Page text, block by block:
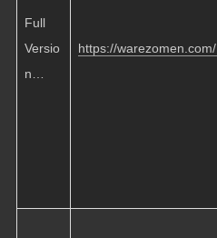
Full
Versio
n…
https://warezomen.com/